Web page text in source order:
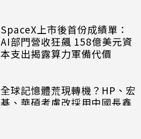
SpaceX上市後首份成績單：
AI部門營收狂飆 158億美元資
本支出揭露算力軍備代價
全球記憶體荒現轉機？HP、宏
碁、華碩考慮改採用中國長鑫